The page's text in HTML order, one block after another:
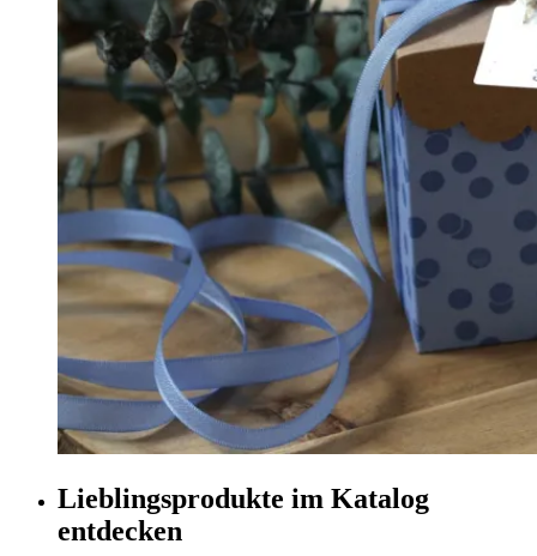
Lieblingsprodukte im Katalog
entdecken